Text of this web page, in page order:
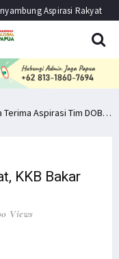
Aspirasi Rakyat
Senator Filep Wamafma Terima Aspirasi Tim DOB Manokwari Barat
KKB Bakar
Views